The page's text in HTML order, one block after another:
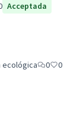
Acceptada
ecológica 0
0